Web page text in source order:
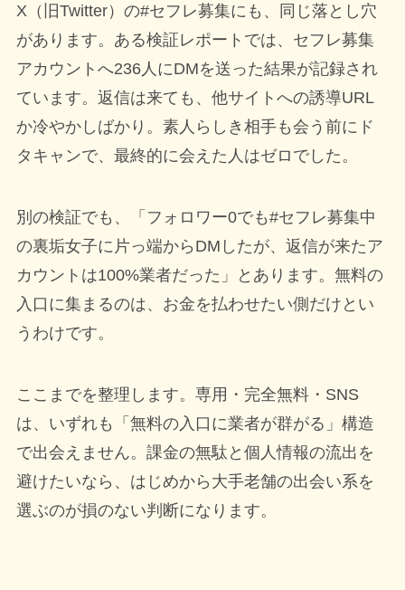
X（旧Twitter）の#セフレ募集にも、同じ落とし穴
があります。ある検証レポートでは、セフレ募集
アカウントへ236人にDMを送った結果が記録され
ています。返信は来ても、他サイトへの誘導URL
か冷やかしばかり。素人らしき相手も会う前にド
タキャンで、最終的に会えた人はゼロでした。
別の検証でも、「フォロワー0でも#セフレ募集中
の裏垢女子に片っ端からDMしたが、返信が来たア
カウントは100%業者だった」とあります。無料の
入口に集まるのは、お金を払わせたい側だけとい
うわけです。
ここまでを整理します。専用・完全無料・SNS
は、いずれも「無料の入口に業者が群がる」構造
で出会えません。課金の無駄と個人情報の流出を
避けたいなら、はじめから大手老舗の出会い系を
選ぶのが損のない判断になります。